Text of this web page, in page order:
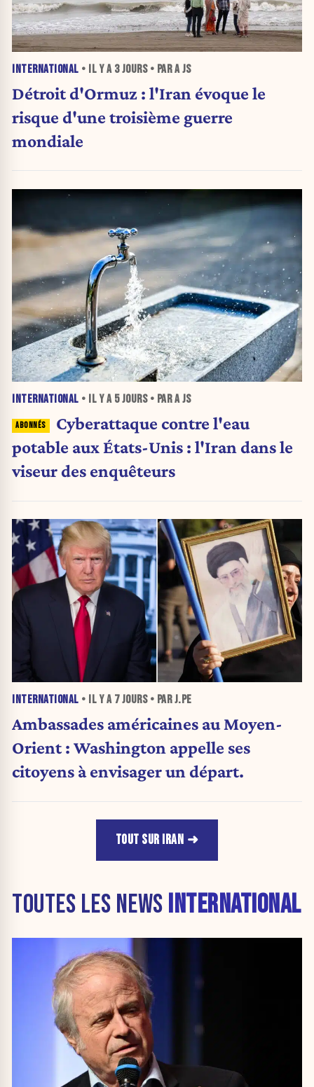
INTERNATIONAL • IL Y A 3 JOURS• PAR A JS
Détroit d'Ormuz : l'Iran évoque le
risque d'une troisième guerre
mondiale
INTERNATIONAL • IL Y A 5 JOURS• PAR A JS
Cyberattaque contre l'eau
potable aux États-Unis : l'Iran dans le
viseur des enquêteurs
INTERNATIONAL • IL Y A 7 JOURS• PAR J.PE
Ambassades américaines au Moyen-
Orient : Washington appelle ses
citoyens à envisager un départ.
TOUT SUR IRAN
TOUTES LES NEWS INTERNATIONAL